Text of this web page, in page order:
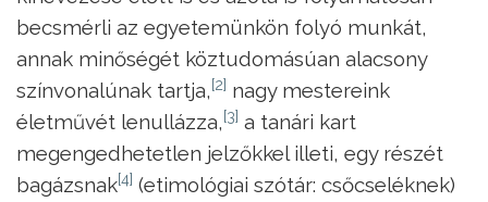
becsmérli az egyetemünkön folyó munkát,
annak minőségét köztudomásúan alacsony
színvonalúnak tartja, [2] nagy mestereink
életművét lenullázza, [3] a tanári kart
megengedhetetlen jelzőkkel illeti, egy részét
bagázsnak[4] (etimológiai szótár: csőcseléknek)